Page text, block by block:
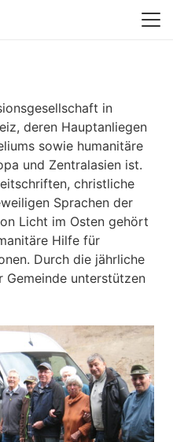
in
deren Hauptanliegen
sowie humanitäre
und Zentralasien ist.
christliche
Sprachen der
Licht im Osten gehört
Hilfe für
Durch die jährliche
Gemeinde unterstützen